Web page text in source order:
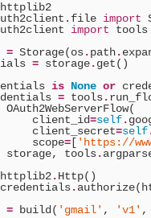
httplib2
import
import
tools
= Storage(os.path.
= storage.get()
is None or
= tools.
OAuth2WebServerFlow(
client_id=self.
client_secret=self
scope= [ 'https://
storage, tools.
httplib2.Http()
credentials.authorize(
= build ( 'gmail' , 'v1' ,